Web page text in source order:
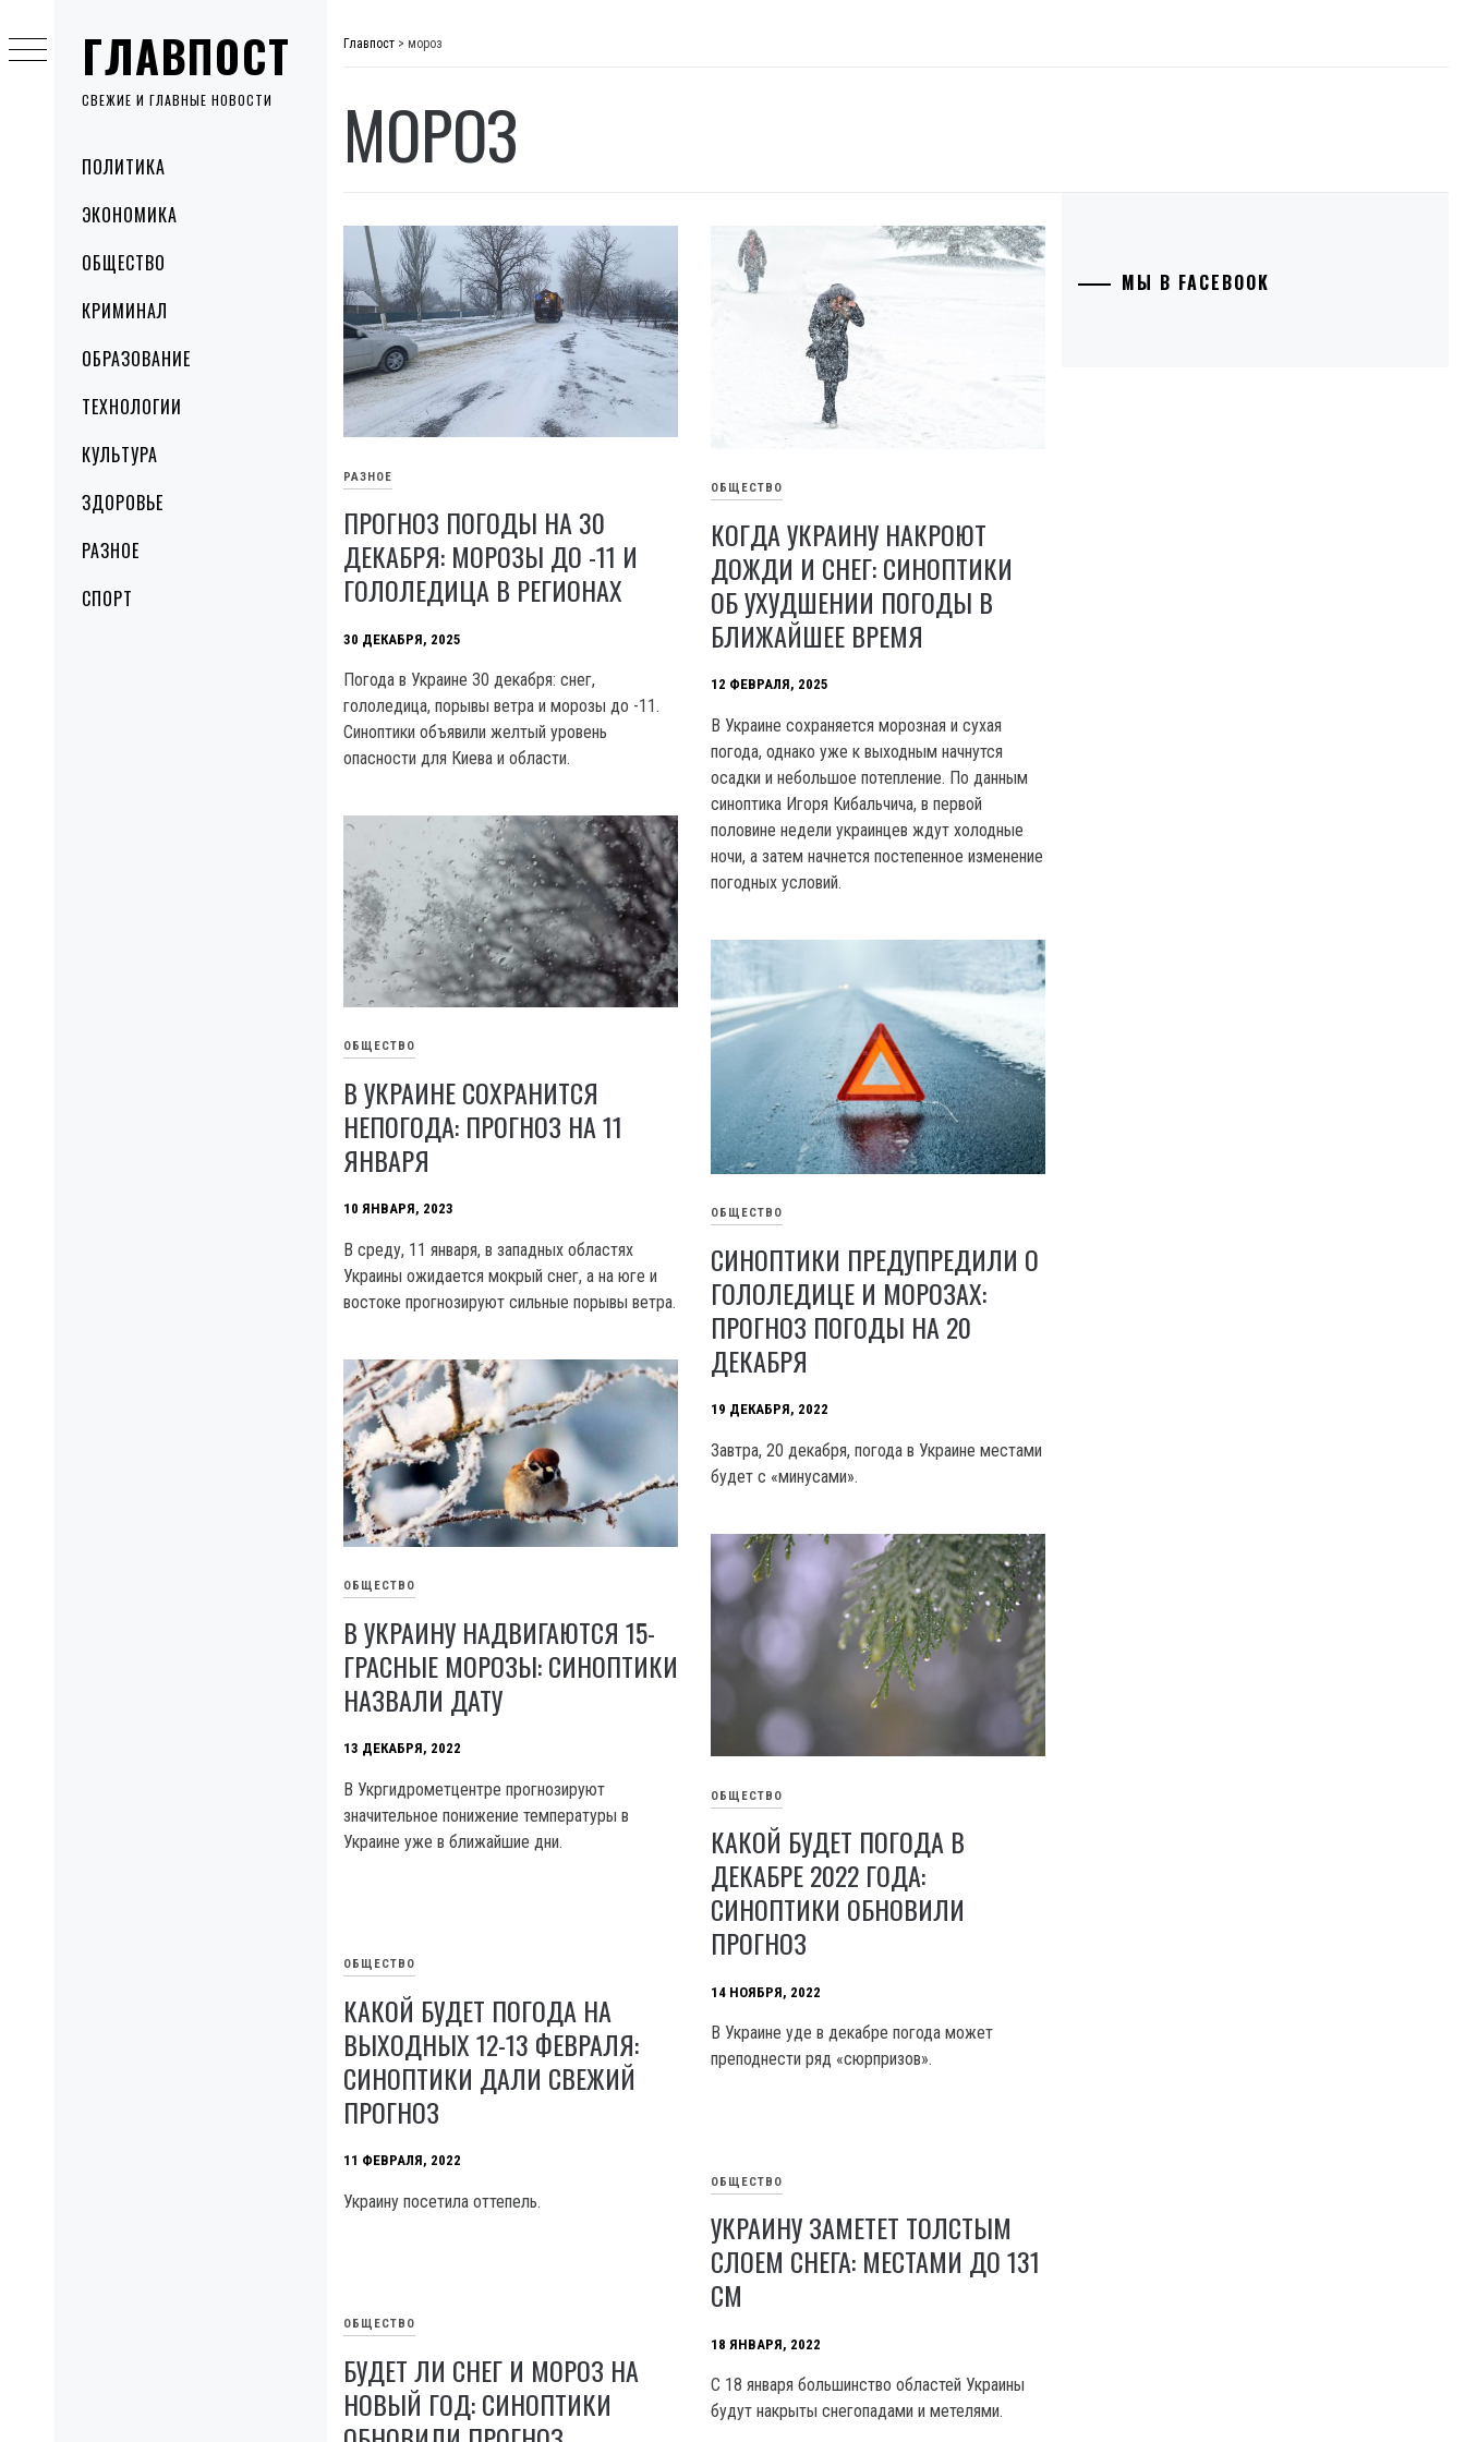
ГЛАВПОСТ
СВЕЖИЕ И ГЛАВНЫЕ НОВОСТИ
MenuПОЛИТИКА
ЭКОНОМИКА
ОБЩЕСТВО
КРИМИНАЛ
ОБРАЗОВАНИЕ
ТЕХНОЛОГИИ
КУЛЬТУРА
ЗДОРОВЬЕ
РАЗНОЕ
СПОРТ
to
content
Главпост > мороз
МОРОЗ
РАЗНОЕ
ПРОГНОЗ ПОГОДЫ НА 30
ДЕКАБРЯ: МОРОЗЫ ДО -11 И
ГОЛОЛЕДИЦА В РЕГИОНАХ
30 ДЕКАБРЯ, 2025
Погода в Украине 30 декабря: снег,
гололедица, порывы ветра и морозы до -11.
Синоптики объявили желтый уровень
опасности для Киева и области.
ОБЩЕСТВО
КОГДА УКРАИНУ НАКРОЮТ
ДОЖДИ И СНЕГ: СИНОПТИКИ
ОБ УХУДШЕНИИ ПОГОДЫ В
БЛИЖАЙШЕЕ ВРЕМЯ
12 ФЕВРАЛЯ, 2025
В Украине сохраняется морозная и сухая
погода, однако уже к выходным начнутся
осадки и небольшое потепление. По данным
синоптика Игоря Кибальчича, в первой
половине недели украинцев ждут холодные
ночи, а затем начнется постепенное изменение
погодных условий.
ОБЩЕСТВО
В УКРАИНЕ СОХРАНИТСЯ
НЕПОГОДА: ПРОГНОЗ НА 11
ЯНВАРЯ
10 ЯНВАРЯ, 2023
В среду, 11 января, в западных областях
Украины ожидается мокрый снег, а на юге и
востоке прогнозируют сильные порывы ветра.
ОБЩЕСТВО
СИНОПТИКИ ПРЕДУПРЕДИЛИ О
ГОЛОЛЕДИЦЕ И МОРОЗАХ:
ПРОГНОЗ ПОГОДЫ НА 20
ДЕКАБРЯ
19 ДЕКАБРЯ, 2022
Завтра, 20 декабря, погода в Украине местами
будет с «минусами».
ОБЩЕСТВО
В УКРАИНУ НАДВИГАЮТСЯ 15-
ГРАСНЫЕ МОРОЗЫ: СИНОПТИКИ
НАЗВАЛИ ДАТУ
13 ДЕКАБРЯ, 2022
В Укргидрометцентре прогнозируют
значительное понижение температуры в
Украине уже в ближайшие дни.
ОБЩЕСТВО
КАКОЙ БУДЕТ ПОГОДА В
ДЕКАБРЕ 2022 ГОДА:
СИНОПТИКИ ОБНОВИЛИ
ПРОГНОЗ
14 НОЯБРЯ, 2022
В Украине уде в декабре погода может
преподнести ряд «сюрпризов».
ОБЩЕСТВО
КАКОЙ БУДЕТ ПОГОДА НА
ВЫХОДНЫХ 12-13 ФЕВРАЛЯ:
СИНОПТИКИ ДАЛИ СВЕЖИЙ
ПРОГНОЗ
11 ФЕВРАЛЯ, 2022
Украину посетила оттепель.
ОБЩЕСТВО
УКРАИНУ ЗАМЕТЕТ ТОЛСТЫМ
СЛОЕМ СНЕГА: МЕСТАМИ ДО 131
СМ
18 ЯНВАРЯ, 2022
С 18 января большинство областей Украины
будут накрыты снегопадами и метелями.
ОБЩЕСТВО
БУДЕТ ЛИ СНЕГ И МОРОЗ НА
НОВЫЙ ГОД: СИНОПТИКИ
МЫ В FACEBOOK